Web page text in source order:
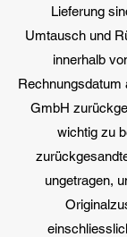
Lieferung
Umtausch und
innerhalb
Rechnungsdatum
GmbH
wichtig zu
ungetragen,